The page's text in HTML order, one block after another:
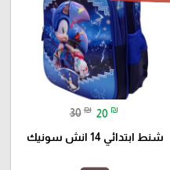
30 ₪ 20 ₪
شنط ابتدائي 14 انش سونيك